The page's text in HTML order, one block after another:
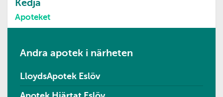
Kedja
Apoteket
Andra apotek i närheten
LloydsApotek Eslöv